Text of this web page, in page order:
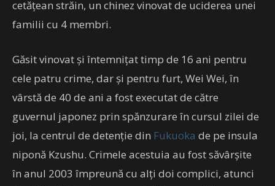
cetăţean străin, un chinez vinovat de uciderea unei
familii cu 4 membri.
Găsit vinovat şi întemniţat timp de 16 ani pentru
cele patru crime, dar şi pentru furt, Wei Wei, în
vârstă de 40 de ani a fost executat de către
guvernul japonez prin spănzurare în cursul zilei de
joi, la centrul de detenţie din Fukuoka de pe insula
niponă Kzushu. Crimele acestuia au fost săvârşite
în anul 2003 împreună cu alţi doi complici, atunci